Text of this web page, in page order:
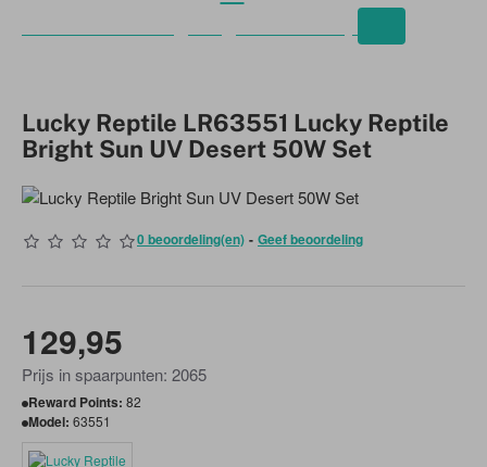
Lucky Reptile LR63551 Lucky Reptile
Bright Sun UV Desert 50W Set
0 beoordeling(en) - Geef beoordeling
129,95
Prijs in spaarpunten: 2065
Reward Points: 82
Model: 63551